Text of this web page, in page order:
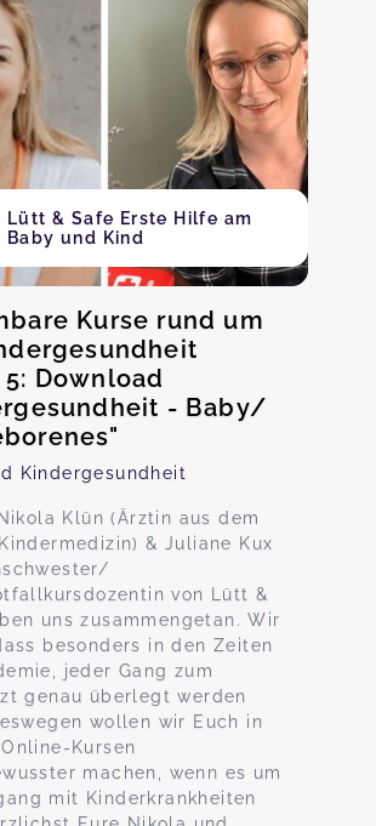
Lütt & Safe Erste Hilfe am
Baby und Kind
Kurse rund um
Download
- Baby/
Kindergesundheit
Klün (Ärztin aus dem
& Juliane Kux
von Lütt &
uns zusammengetan. Wir
besonders in den Zeiten
jeder Gang zum
genau überlegt werden
wollen wir Euch in
Kursen
machen, wenn es um
mit Kinderkrankheiten